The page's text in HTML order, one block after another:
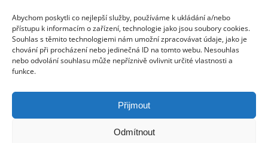
Abychom poskytli co nejlepší služby, používáme k ukládání a/nebo
přístupu k informacím o zařízení, technologie jako jsou soubory cookies.
Souhlas s těmito technologiemi nám umožní zpracovávat údaje, jako je
chování při procházení nebo jedinečná ID na tomto webu. Nesouhlas
nebo odvolání souhlasu může nepříznivě ovlivnit určité vlastnosti a
funkce.
Přijmout
Odmítnout
Pravidla používání|Ochrana osobních údajů|Soubory cookies |
Deloitte.cz
© 2026. Více informací najdete vPravidlech používání.
Deloitte označuje jednu či více společností globální sítě členských
a přidružené subjekty (souhrnně „organizace Deloitte“). Společnost DTTL
(rovněž označovaná jako „Deloitte Global“) a každá z jejích členských
společností a jejich přidružených subjektů je samostatným a nezávislým
právním subjektem, který není oprávněn zavazovat nebo přijímat závazky
za jinou z těchto členských společností a jejich přidružených subjektů ve